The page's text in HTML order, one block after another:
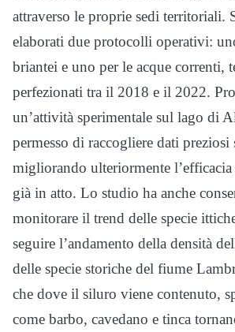
attraverso le proprie sedi territoriali.
elaborati due protocolli operativi:
briantei e uno per le acque correnti,
perfezionati tra il 2018 e il 2022.
un’attività sperimentale sul lago di
permesso di raccogliere dati
migliorando ulteriormente
già in atto. Lo studio ha anche
monitorare il trend delle specie
seguire l’andamento della densità
delle specie storiche del fiume
che dove il siluro viene contenuto,
come barbo, cavedano e tinca